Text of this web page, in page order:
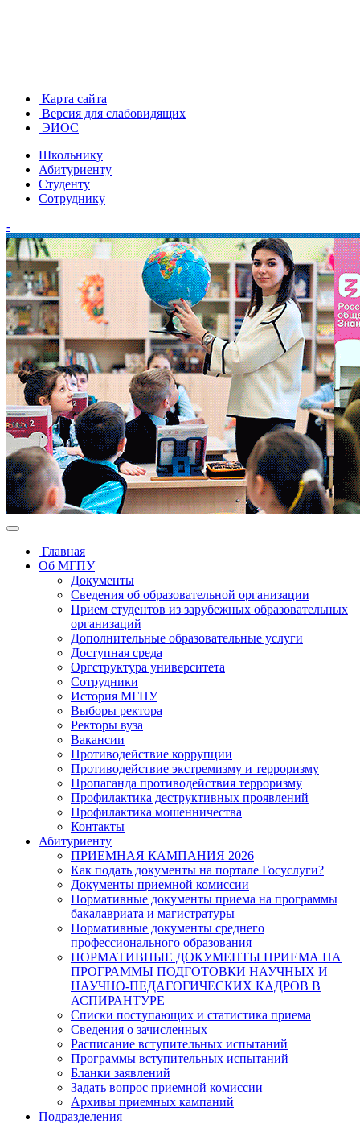
Карта сайта
Версия для слабовидящих
ЭИОС
Школьнику
Абитуриенту
Студенту
Сотруднику
-
Главная
Об МГПУ
Документы
Сведения об образовательной организации
Прием студентов из зарубежных образовательных
организаций
Дополнительные образовательные услуги
Доступная среда
Оргструктура университета
Сотрудники
История МГПУ
Выборы ректора
Ректоры вуза
Вакансии
Противодействие коррупции
Противодействие экстремизму и терроризму
Пропаганда противодействия терроризму
Профилактика деструктивных проявлений
Профилактика мошенничества
Контакты
Абитуриенту
ПРИЕМНАЯ КАМПАНИЯ 2026
Как подать документы на портале Госуслуги?
Документы приемной комиссии
Нормативные документы приема на программы
бакалавриата и магистратуры
Нормативные документы среднего
профессионального образования
НОРМАТИВНЫЕ ДОКУМЕНТЫ ПРИЕМА НА
ПРОГРАММЫ ПОДГОТОВКИ НАУЧНЫХ И
НАУЧНО-ПЕДАГОГИЧЕСКИХ КАДРОВ В
АСПИРАНТУРЕ
Списки поступающих и статистика приема
Сведения о зачисленных
Расписание вступительных испытаний
Программы вступительных испытаний
Бланки заявлений
Задать вопрос приемной комиссии
Архивы приемных кампаний
Подразделения